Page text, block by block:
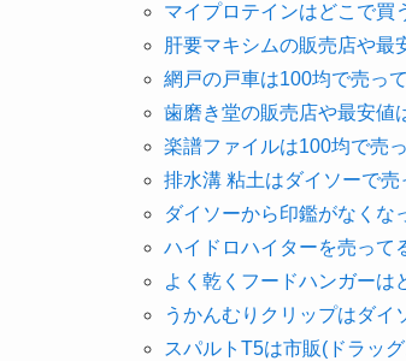
マイプロテインはどこで買
肝要マキシムの販売店や最
網戸の戸車は100均で売っ
歯磨き堂の販売店や最安値
楽譜ファイルは100均で売
排水溝 粘土はダイソーで
ダイソーから印鑑がなくな
ハイドロハイターを売って
よく乾くフードハンガーは
うかんむりクリップはダイ
スパルトT5は市販(ドラッ